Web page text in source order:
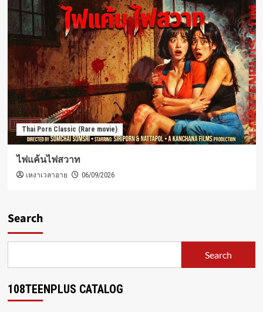
Thai Porn Classic (Rare movie)
ไฟแค้นไฟสวาท
เหงาเวลาอาย 06/09/2026
Search
Search
108TEENPLUS CATALOG